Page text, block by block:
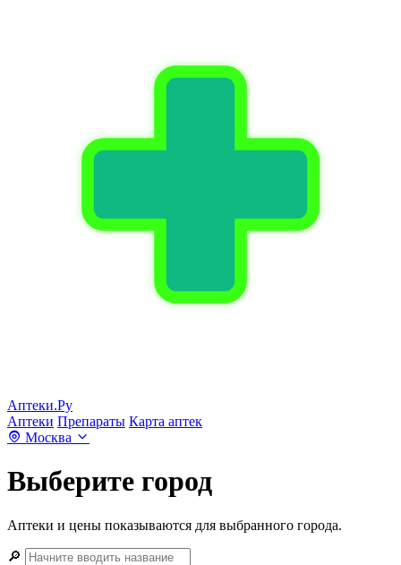
Аптеки.Ру
Аптеки Препараты Карта аптек
Москва
Выберите город
Аптеки и цены показываются для выбранного города.
🔎